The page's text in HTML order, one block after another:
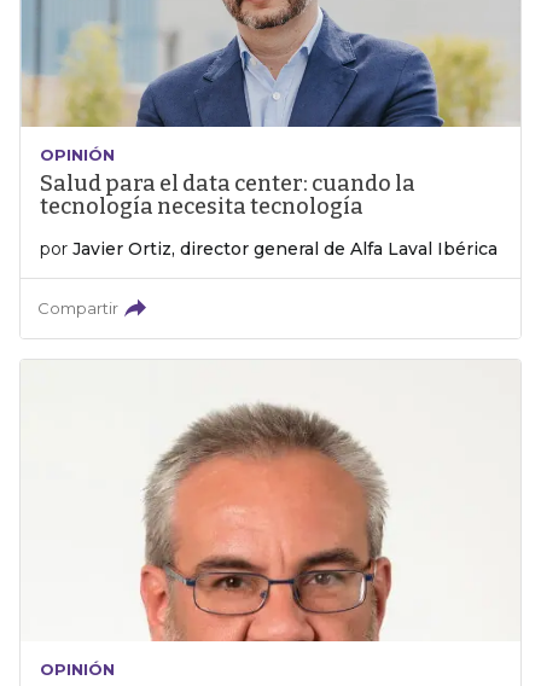
OPINIÓN
Salud para el data center: cuando la
tecnología necesita tecnología
por Javier Ortiz, director general de Alfa Laval Ibérica
Compartir
OPINIÓN